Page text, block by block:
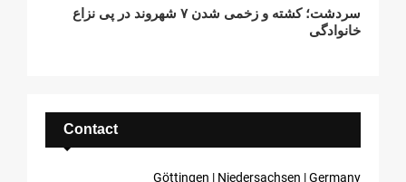
سردشت؛ کشته و زخمی شدن ۷ شهروند در پی نزاع
خانوادگی
Contact
Göttingen | Niedersachsen | Germany